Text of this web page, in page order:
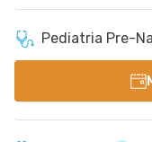
Pediatria Pre-